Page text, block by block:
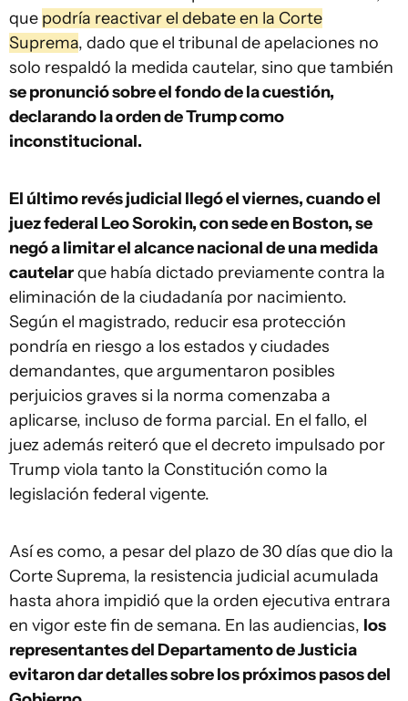
que podría reactivar el debate en la Corte
Suprema, dado que el tribunal de apelaciones no
solo respaldó la medida cautelar, sino que también
se pronunció sobre el fondo de la cuestión,
declarando la orden de Trump como
inconstitucional.
El último revés judicial llegó el viernes, cuando el
juez federal Leo Sorokin, con sede en Boston, se
negó a limitar el alcance nacional de una medida
cautelarque había dictado previamente contra la
eliminación de la ciudadanía por nacimiento.
Según el magistrado, reducir esa protección
pondría en riesgo a los estados y ciudades
demandantes, que argumentaron posibles
perjuicios graves si la norma comenzaba a
aplicarse, incluso de forma parcial. En el fallo, el
juez además reiteró que el decreto impulsado por
Trump viola tanto la Constitución como la
legislación federal vigente.
Así es como, a pesar del plazo de 30 días que dio la
Corte Suprema, la resistencia judicial acumulada
hasta ahora impidió que la orden ejecutiva entrara
en vigor este fin de semana. En las audiencias, los
representantes del Departamento de Justicia
evitaron dar detalles sobre los próximos pasos del